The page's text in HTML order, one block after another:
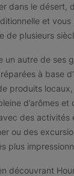
dans le désert,
et
de plusieurs
un autre de ses
à base
produits
d’arômes et
des activités
ou des
plus
découvrant